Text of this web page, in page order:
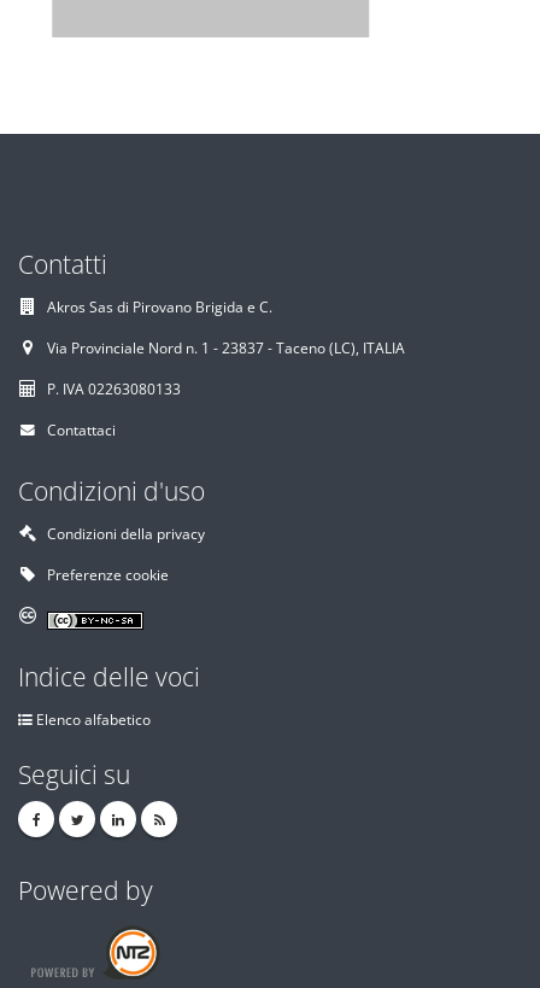
Contatti
Akros Sas di Pirovano Brigida e C.
Via Provinciale Nord n. 1 - 23837 - Taceno (LC), ITALIA
P. IVA 02263080133
Contattaci
Condizioni d'uso
Condizioni della privacy
Preferenze cookie
Indice delle voci
Elenco alfabetico
Seguici su
Powered by